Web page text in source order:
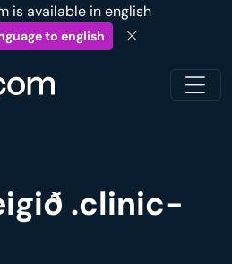
is available in english
to english
.clinic-